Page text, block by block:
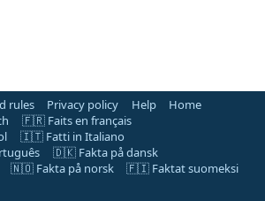
rules Privacy policy Help
Home
🇫🇷 Faits en français
🇮🇹 Fatti in Italiano
🇩🇰 Fakta på dansk
🇳🇴 Fakta på norsk
🇫🇮 Faktat suomeksi